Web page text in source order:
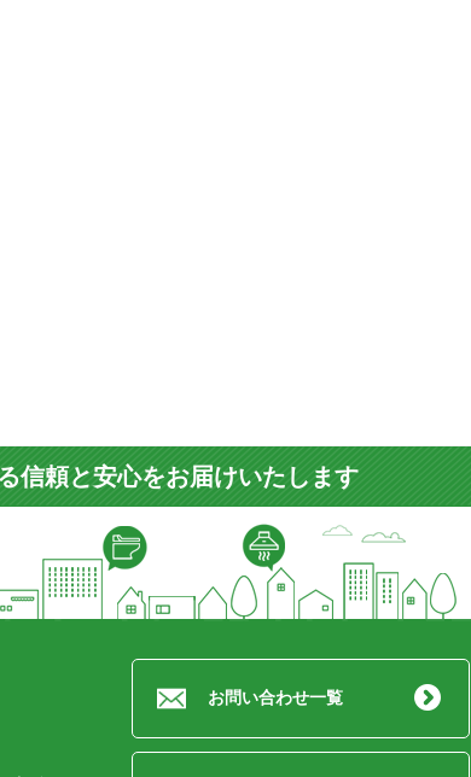
信頼と安心をお届けいたします
お問い合わせ一覧